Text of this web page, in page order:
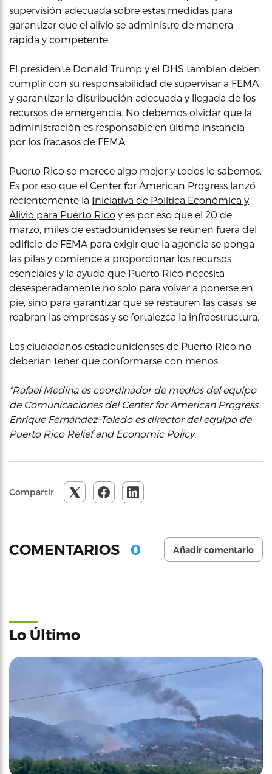
supervisión adecuada sobre estas medidas para
garantizar que el alivio se administre de manera
rápida y competente.
El presidente Donald Trump y el DHS tambien deben
cumplir con su responsabilidad de supervisar a FEMA
y garantizar la distribución adecuada y llegada de los
recursos de emergencia. No debemos olvidar que la
administración es responsable en última instancia
por los fracasos de FEMA.
Puerto Rico se merece algo mejor y todos lo sabemos.
Es por eso que el Center for American Progress lanzó
recientemente la Iniciativa de Política Económica y
Alivio para Puerto Rico y es por eso que el 20 de
marzo, miles de estadounidenses se reúnen fuera del
edificio de FEMA para exigir que la agencia se ponga
las pilas y comience a proporcionar los recursos
esenciales y la ayuda que Puerto Rico necesita
desesperadamente no solo para volver a ponerse en
pie, sino para garantizar que se restauren las casas, se
reabran las empresas y se fortalezca la infraestructura.
Los ciudadanos estadounidenses de Puerto Rico no
deberían tener que conformarse con menos.
*Rafael Medina es coordinador de medios del equipo
de Comunicaciones del Center for American Progress.
Enrique Fernández-Toledo es director del equipo de
Puerto Rico Relief and Economic Policy.
Compartir
COMENTARIOS 0 Añadir comentario
Lo Último